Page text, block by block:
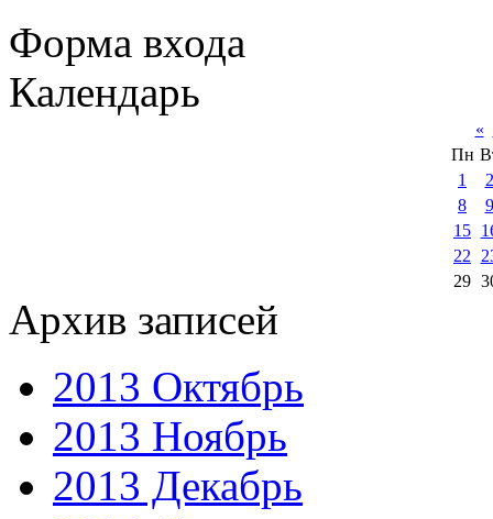
Форма входа
Календарь
«
Пн
1
2
8
9
15
22
29
Архив записей
2013 Октябрь
2013 Ноябрь
2013 Декабрь